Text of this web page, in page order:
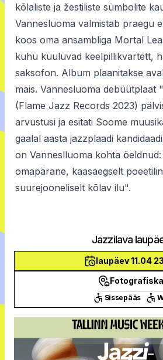
kõlaliste ja žestiliste sümbolite
Vannesluoma valmistab praegu
koos oma ansambliga Mortal
kuhu kuuluvad keelpillikvartett,
saksofon. Album plaanitakse
mais. Vannesluoma debüütplaat
(Flame Jazz Records 2023)
arvustusi ja esitati Soome
gaalal aasta jazzplaadi
on Vanneslluoma kohta
omapärane, kaasaegselt
suurejooneliselt kõlav ilu".
Jazzilava
laupäev 11.04
Fotografiska
Sissepääs